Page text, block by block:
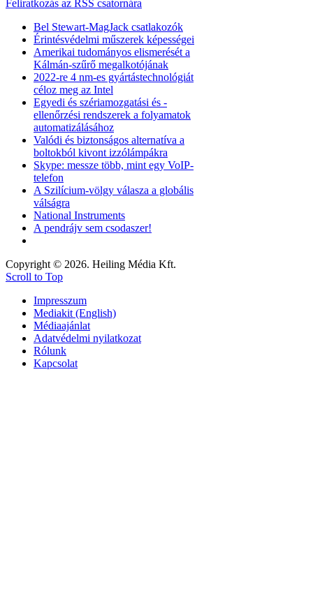
Feliratkozás az RSS csatornára
Bel Stewart-MagJack csatlakozók
Érintésvédelmi műszerek képességei
Amerikai tudományos elismerését a
Kálmán-szűrő megalkotójának
2022-re 4 nm-es gyártástechnológiát
céloz meg az Intel
Egyedi és szériamozgatási és -
ellenőrzési rendszerek a folyamatok
automatizálásához
Valódi és biztonságos alternatíva a
boltokból kivont izzólámpákra
Skype: messze több, mint egy VoIP-
telefon
A Szilícium-völgy válasza a globális
válságra
National Instruments
A pendrájv sem csodaszer!
Copyright © 2026. Heiling Média Kft.
Scroll to Top
Impresszum
Mediakit (English)
Médiaajánlat
Adatvédelmi nyilatkozat
Rólunk
Kapcsolat